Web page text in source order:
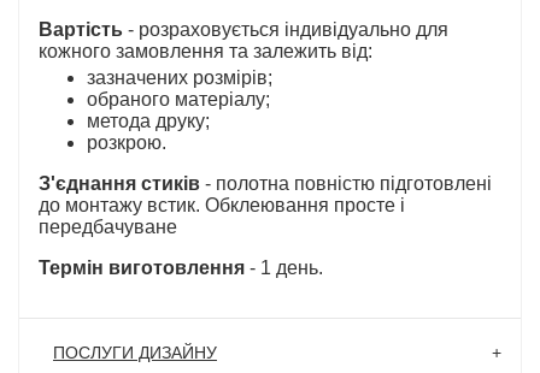
Вартість - розраховується індивідуально для
кожного замовлення та залежить від:
зазначених розмірів;
обраного матеріалу;
метода друку;
розкрою.
З'єднання стиків - полотна повністю підготовлені
до монтажу встик. Обклеювання просте і
передбачуване
Термін виготовлення - 1 день.
ПОСЛУГИ ДИЗАЙНУ